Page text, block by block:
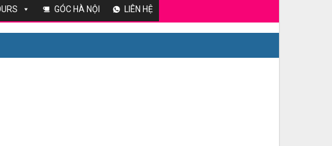
GÓC HÀ NỘI LIÊN HỆ